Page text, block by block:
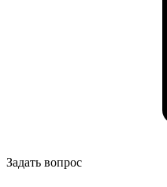
Задать вопрос